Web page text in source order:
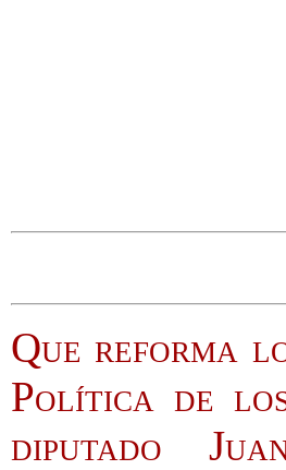
Que reforma
Política de
diputado